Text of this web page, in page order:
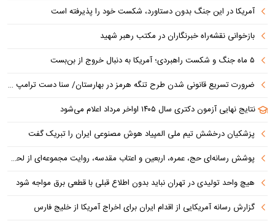
آمریکا در این جنگ بدون دستاورد، شکست خود را پذیرفته است
بازخوانی نقشه‌راه خبرنگاران در مکتب رهبر شهید
۵ ماه جنگ و شکست راهبردی؛ آمریکا به دنبال خروج از بن‌بست
ضرورت تسریع قانونی شدن طرح تنگه هرمز در بهارستان/ سنا دست ترامپ را برای اعمال فشار به ایران بازتر کرد
نتایج نهایی آزمون دکتری سال ۱۴۰۵ اواخر مرداد اعلام می‌شود
پزشکیان درخشش تیم ملی المپیاد هوش مصنوعی ایران را تبریک گفت
پوشش رسانه‌ای حج، عمره، اربعین و اعتاب مقدسه، روایت مجموعه‌ای از لحظه‌هاست
هیچ واحد تولیدی در تهران نباید بدون اطلاع قبلی با قطعی برق مواجه شود
گزارش رسانه آمریکایی از اقدام ایران برای اخراج آمریکا از خلیج فارس